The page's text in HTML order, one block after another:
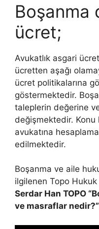
Boşanma
ücret;
Avukatlık asgari
ücretten aşağı
ücret politikalarına
göstermektedir.
taleplerin değerine
değişmektedir. Konu
avukatına
edilmektedir.
Boşanma ve aile
ilgilenen Topo
Serdar Han TOPO
ve masraflar nedir?”